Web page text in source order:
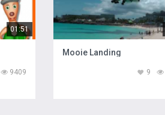
01:51
9409
Mooie Landing
9